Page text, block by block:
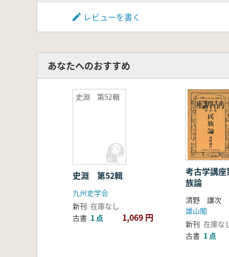
レビューを書く
あなたへのおすすめ
史淵 第52輯
史淵 第52輯
九州史学会
新刊 在庫なし
古書 1 点 1,069 円
考古学講
族論
清野 謙次
雄山閣
新刊 在庫な
古書 1 点